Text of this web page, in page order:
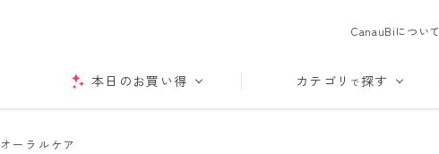
CanauBiについて
本日のお買い得 カテゴリ で探す
オーラルケア